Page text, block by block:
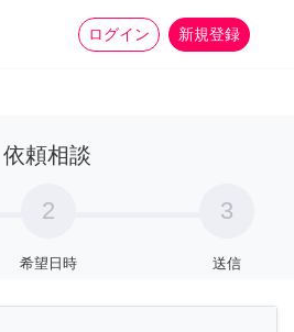
ログイン 新規登録
家事 more_horiz
依頼相談
2
希望日時
3
送信